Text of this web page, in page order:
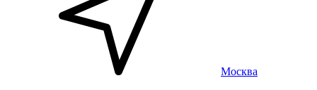
Москва